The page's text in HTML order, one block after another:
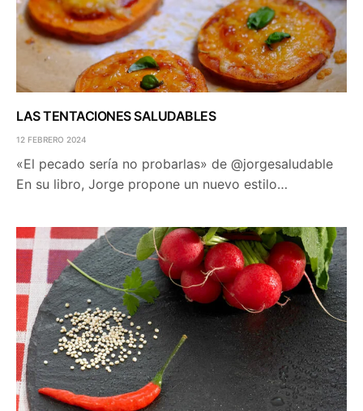
LAS TENTACIONES SALUDABLES
12 FEBRERO 2024
«El pecado sería no probarlas» de @jorgesaludable
En su libro, Jorge propone un nuevo estilo…